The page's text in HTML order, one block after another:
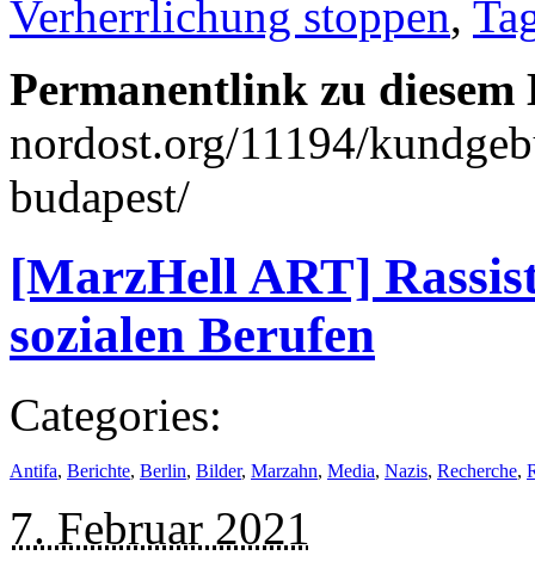
Verherrlichung stoppen,
Permanentlink zu
nordost.org/11194/
budapest/
[MarzHell ART]
sozialen Berufen
Categories:
Antifa, Berichte, Berlin, Bilder, Marzahn, Media, Nazis, Recherche,
7. Februar 2021